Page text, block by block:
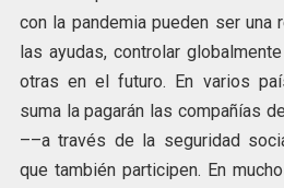
con la pandemia pueden ser una
las ayudas, controlar
otras en el futuro. En varios
suma la pagarán las compañías
––a través de la seguridad
que también participen. En